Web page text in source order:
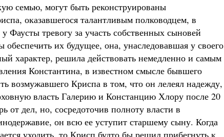
семью, могут быть реконструированы
оказавшегося талантливым полководцем, в
тревогу за участь собственных сыновей
их будущее, она, унаследовавшая у своего
характер, решила действовать немедленно и самым
Константина, в известном смысле бывшего
возмужавшего Криспа в том, что он лелеял надежду,
власть Галерию и Констанцию Хлору после 20
от дел, но, сосредоточив полноту власти в
он всю ее уступит старшему сыну. Когда
уходить, то Крисп будто бы решил прибегнуть к